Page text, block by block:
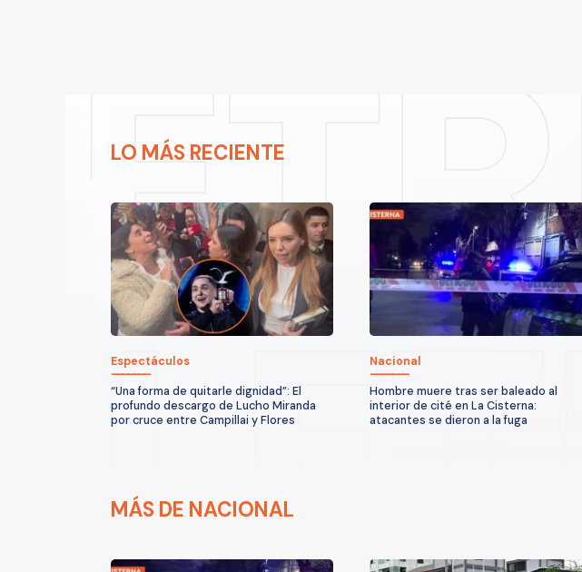
LO MÁS RECIENTE
Espectáculos
“Una forma de quitarle dignidad”: El
profundo descargo de Lucho Miranda
por cruce entre Campillai y Flores
Nacional
Hombre muere tras ser baleado al
interior de cité en La Cisterna:
atacantes se dieron a la fuga
MÁS DE NACIONAL